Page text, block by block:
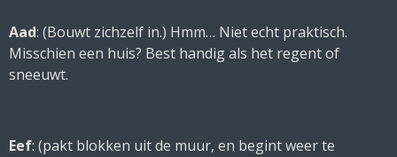
Aad: (Bouwt zichzelf in.) Hmm… Niet echt praktisch.
Misschien een huis? Best handig als het regent of
sneeuwt.
Eef: (pakt blokken uit de muur, en begint weer te